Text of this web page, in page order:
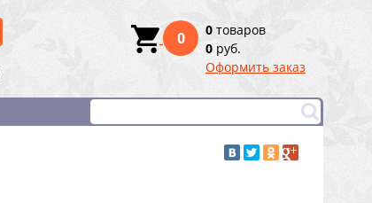
0 0 товаров
0 руб.
Оформить заказ